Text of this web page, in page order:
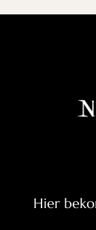
Hier